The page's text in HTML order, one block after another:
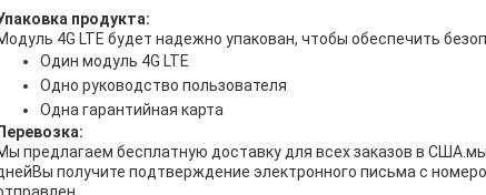
продукта:
4G LTE будет надежно упакован, чтобы обеспечить
Один модуль 4G LTE
Одно руководство пользователя
Одна гарантийная карта
Перевозка:
предлагаем бесплатную доставку для всех заказов в
получите подтверждение электронного письма с